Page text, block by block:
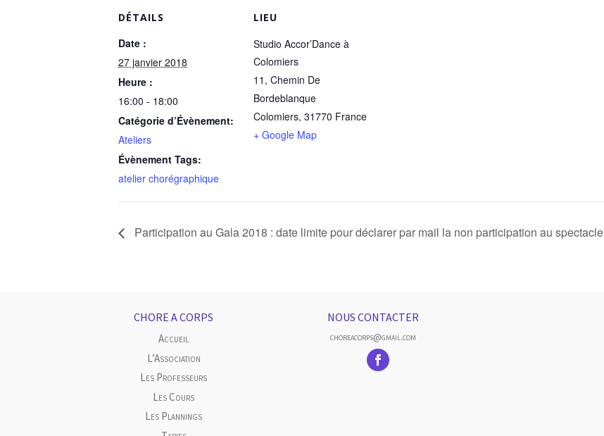
DÉTAILS
Date :
27 janvier 2018
Heure :
16:00 - 18:00
Catégorie d’Évènement:
Ateliers
Évènement Tags:
atelier chorégraphique
LIEU
Studio Accor’Dance à
Colomiers
11, Chemin De
Bordeblanque
Colomiers, 31770 France
+ Google Map
Participation au Gala 2018 : date limite pour déclarer par mail la non participation au spectacle
CHORE A CORPS
Accueil
L’Association
Les Professeurs
Les Cours
Les Plannings
NOUS CONTACTER
choreacorps@gmail.com